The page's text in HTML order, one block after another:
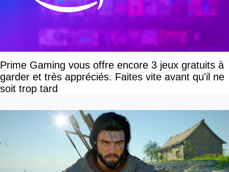
Prime Gaming vous offre encore 3 jeux gratuits à
garder et très appréciés. Faites vite avant qu'il ne
soit trop tard